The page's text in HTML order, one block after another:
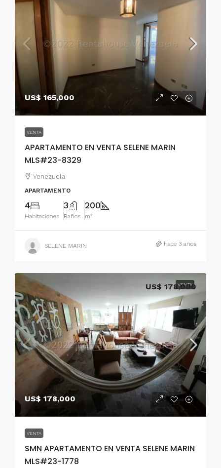
US$ 165,000
VENTA
APARTAMENTO EN VENTA SELENE MARIN
MLS#23-8329
Venezuela
APARTAMENTO
4
Habitaciones
3
Baños
200
m²
SELENE MARIN hace 3 años
VENTA
US$ 178,000
VENTA
SMN APARTAMENTO EN VENTA SELENE MARIN
MLS#23-1778
US$ 178,000